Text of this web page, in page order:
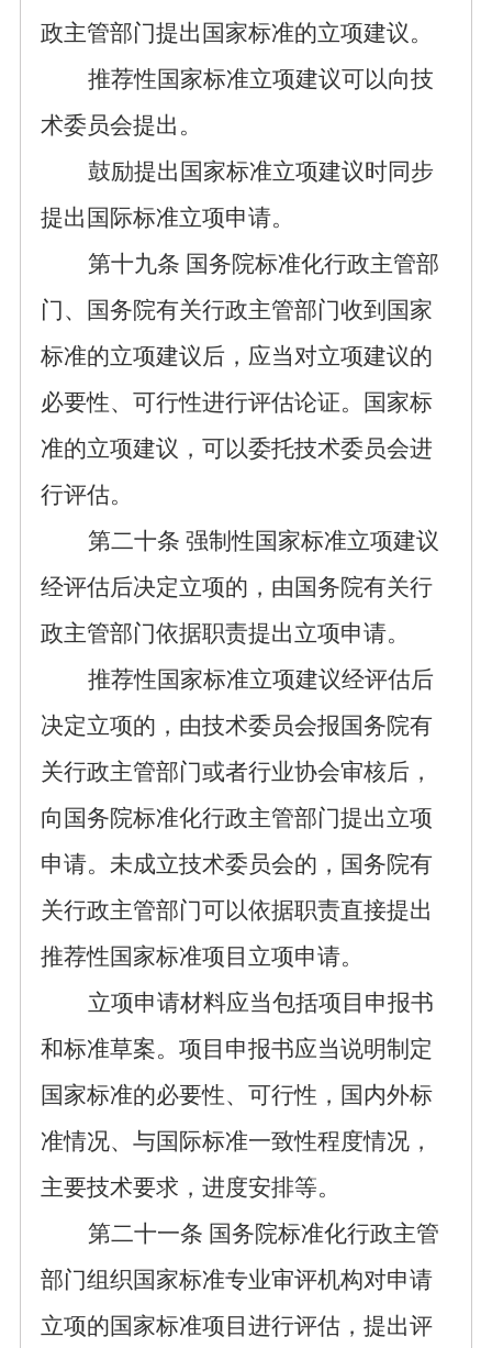
政主管部门提出国家标准的立项建议。
推荐性国家标准立项建议可以向技
术委员会提出。
鼓励提出国家标准立项建议时同步
提出国际标准立项申请。
第十九条 国务院标准化行政主管部
门、国务院有关行政主管部门收到国家
标准的立项建议后，应当对立项建议的
必要性、可行性进行评估论证。国家标
准的立项建议，可以委托技术委员会进
行评估。
第二十条 强制性国家标准立项建议
经评估后决定立项的，由国务院有关行
政主管部门依据职责提出立项申请。
推荐性国家标准立项建议经评估后
决定立项的，由技术委员会报国务院有
关行政主管部门或者行业协会审核后，
向 国务院标准化行政主管部门提出立项
申请。未成立技术委员会的，国务院有
关行政主管部门可以依据职责直接提出
推荐性国家标准项目立项申请。
立项申请材料应当包括项目申报书
和标准草案。项目 申报书应当说明制定
国家标准的必要性、可行性，国内外标
准情况、与国际标准一致性程度情况，
主要技术要求，进度安排等。
第二十一条 国务院标准化行政主管
部门组织国家标准专业审评机构对申请
立项的国家标准项目进行评估，提出评